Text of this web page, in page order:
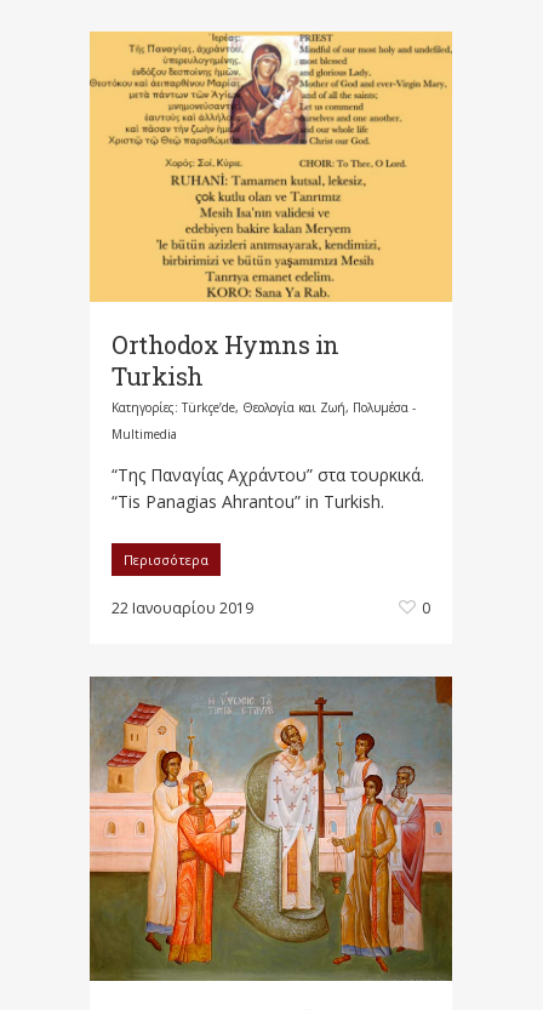
Orthodox Hymns in
Turkish
Κατηγορίες:Türkçe’de, Θεολογία και Ζωή, Πολυμέσα -
Multimedia
“Της Παναγίας Αχράντου” στα τουρκικά.
“Tis Panagias Ahrantou” in Turkish.
Περισσότερα
22 Ιανουαρίου 2019 0